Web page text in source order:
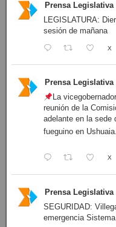
Prensa Legislativa
LEGISLATURA:
sesión de mañana
X
Prensa Legislativa
La
reunión de la
adelante en la sede
fueguino en Ushuaia.
X
Prensa Legislativa
SEGURIDAD:
emergencia